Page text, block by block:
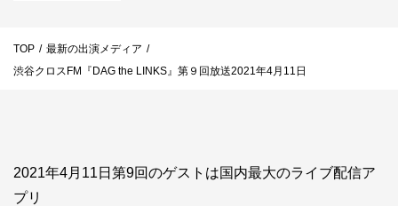
ライバーを目指したい方
お仕事のご相談・お問い合わせ
TOP / 最新の出演メディア /
渋谷クロスFM『DAG the LINKS』第９回放送2021年4月11日
2021年4月11日第9回のゲストは国内最大のライブ配信ア
プリ